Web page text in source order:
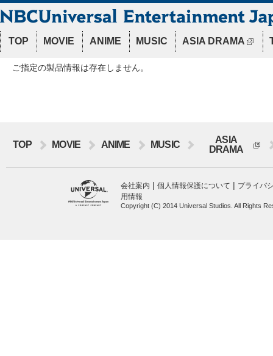
TOP MOVIE ANIME MUSIC ASIA DRAMA
ご指定の製品情報は存在しません。
TOP MOVIE ANIME MUSIC
ASIA
DRAMA
会社案内 | 個人情報保護について | プライバ
用情報
Copyright (C) 2014 Universal Studios. All Rights